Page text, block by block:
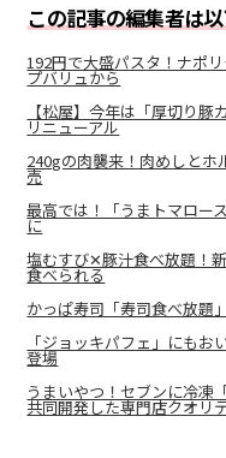
この記事の編集者は
192円で大盛パスタ！ナポ
プバリュから
【松屋】今年は「厚切り
リニューアル
240gの肉襲来！肉めしと
売
最高では！「うまトマロー
に
塩むすび✕豚汁食べ放題！
食べられる
かっぱ寿司「寿司食べ放題
「ジョッキパフェ」にも
登場
うまいやつ！セブンに冷凍
共同開発した専門店クオリ